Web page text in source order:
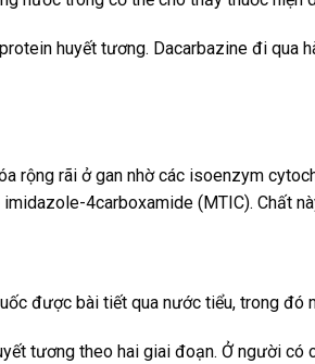
huyết tương. Dacarbazine đi qua
rộng rãi ở gan nhờ các isoenzym
4carboxamide (MTIC). Chất
được bài tiết qua nước tiểu, trong đó
tương theo hai giai đoạn. Ở người